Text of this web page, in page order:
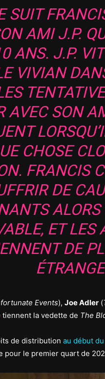
SUIT
AMI J.P.
ANS. J.P.
VIVIAN
AVEC SON
CHOSE
FRANCIS
DE
ET LES
DE
Events), Joe Adler (
tiennent la vedette de The
de distribution au début
pour le premier quart de